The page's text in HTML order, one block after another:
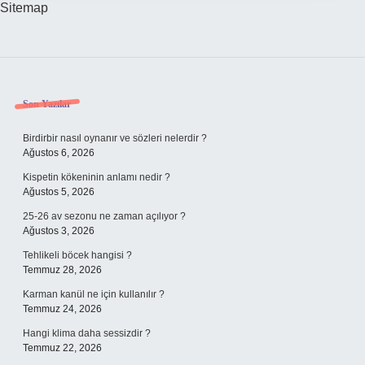
Sitemap
Sidebar
Son Yazılar
Birdirbir nasıl oynanır ve sözleri nelerdir ?
Ağustos 6, 2026
Kispetin kökeninin anlamı nedir ?
Ağustos 5, 2026
25-26 av sezonu ne zaman açılıyor ?
Ağustos 3, 2026
Tehlikeli böcek hangisi ?
Temmuz 28, 2026
Karman kanül ne için kullanılır ?
Temmuz 24, 2026
Hangi klima daha sessizdir ?
Temmuz 22, 2026